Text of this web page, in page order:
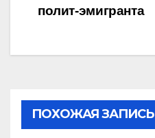
полит-эмигранта
ПОХОЖАЯ ЗАПИСЬ